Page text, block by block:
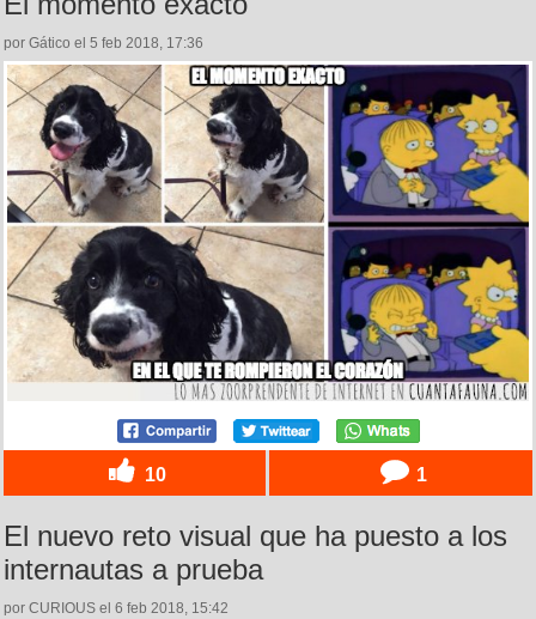
por Gático el 5 feb 2018, 17:36
10 1
El nuevo reto visual que ha puesto a los
internautas a prueba
por CURIOUS el 6 feb 2018, 15:42